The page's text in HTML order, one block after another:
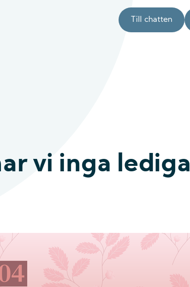
Till chatten
vi inga lediga